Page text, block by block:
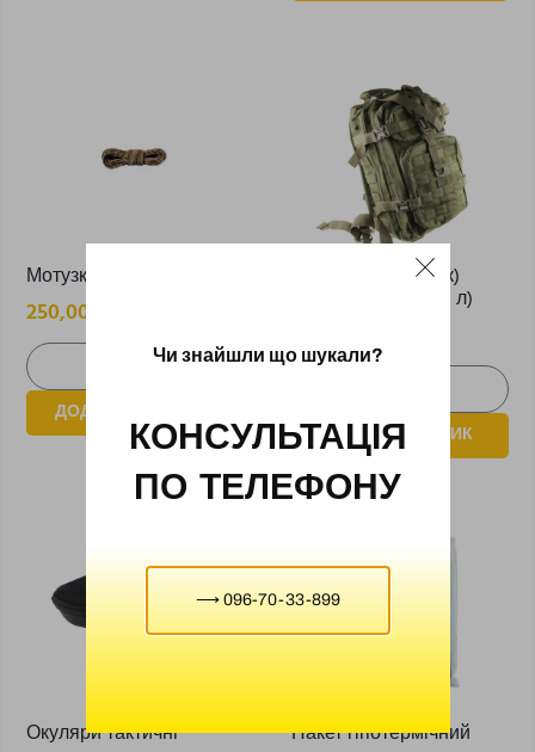
Мотузка
250,00
ДОДАТИ В КОШИК
Наплічник (рюкзак)
тактичний (25 – 40 л)
ДОДАТИ В КОШИК
Окуляри тактичні Пакет гіпотермічний
Чи знайшли що шукали?
КОНСУЛЬТАЦІЯ
ПО ТЕЛЕФОНУ
⟶ 096-70-33-899